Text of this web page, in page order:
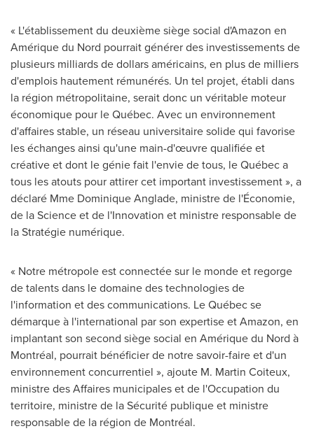
« L'établissement du deuxième siège social d'Amazon en
Amérique du Nord pourrait générer des investissements de
plusieurs milliards de dollars américains, en plus de milliers
d'emplois hautement rémunérés. Un tel projet, établi dans
la région métropolitaine, serait donc un véritable moteur
économique pour le Québec. Avec un environnement
d'affaires stable, un réseau universitaire solide qui favorise
les échanges ainsi qu'une main-d'œuvre qualifiée et
créative et dont le génie fait l'envie de tous, le Québec a
tous les atouts pour attirer cet important investissement », a
déclaré Mme Dominique Anglade, ministre de l'Économie,
de la Science et de l'Innovation et ministre responsable de
la Stratégie numérique.
« Notre métropole est connectée sur le monde et regorge
de talents dans le domaine des technologies de
l'information et des communications. Le Québec se
démarque à l'international par son expertise et Amazon, en
implantant son second siège social en Amérique du Nord à
Montréal, pourrait bénéficier de notre savoir-faire et d'un
environnement concurrentiel », ajoute M. Martin Coiteux,
ministre des Affaires municipales et de l'Occupation du
territoire, ministre de la Sécurité publique et ministre
responsable de la région de Montréal.